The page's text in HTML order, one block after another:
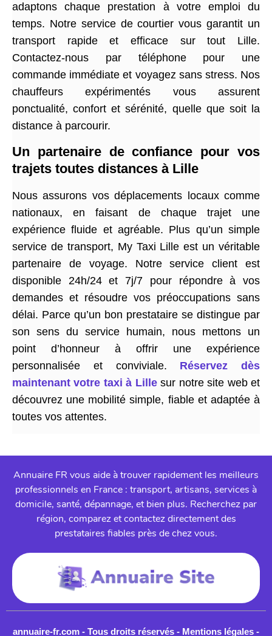
adaptons chaque prestation à votre emploi du
temps. Notre service de courtier vous garantit un
transport rapide et efficace sur tout Lille.
Contactez-nous par téléphone pour une
commande immédiate et voyagez sans stress. Nos
chauffeurs expérimentés vous assurent
ponctualité, confort et sérénité, quelle que soit la
distance à parcourir.
Un partenaire de confiance pour vos
trajets toutes distances à Lille
Nous assurons vos déplacements locaux comme
nationaux, en faisant de chaque trajet une
expérience fluide et agréable. Plus qu’un simple
service de transport, My Taxi Lille est un véritable
partenaire de voyage. Notre service client est
disponible 24h/24 et 7j/7 pour répondre à vos
demandes et résoudre vos préoccupations sans
délai. Parce qu’un bon prestataire se distingue par
son sens du service humain, nous mettons un
point d’honneur à offrir une expérience
personnalisée et conviviale. Réservez dès
maintenant votre taxi à Lillesur notre site web et
découvrez une mobilité simple, fiable et adaptée à
toutes vos attentes.
Annuaire FR vous aide à trouver rapidement les meilleurs
professionnels en France : transport, artisans, services à
domicile, santé, dépannage, et bien plus. Recherchez par
région, comparez et contactez directement des
prestataires fiables près de chez vous.
annuaire-fr.com - Tous droits réservés - Mentions légales -